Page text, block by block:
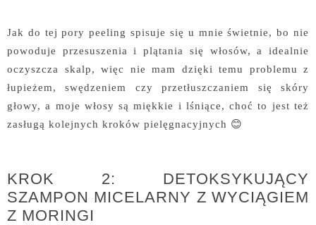
Jak do tej pory peeling spisuje się u mnie świetnie, bo nie
powoduje przesuszenia i plątania się włosów, a idealnie
oczyszcza skalp, więc nie mam dzięki temu problemu z
łupieżem, swędzeniem czy przetłuszczaniem się skóry
głowy, a moje włosy są miękkie i lśniące, choć to jest też
zasługą kolejnych kroków pielęgnacyjnych 😊
KROK 2: DETOKSYKUJĄCY
SZAMPON MICELARNY Z WYCIĄGIEM
Z MORINGI